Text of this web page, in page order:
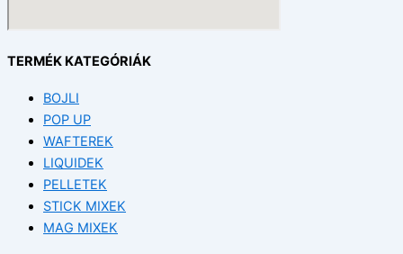
TERMÉK KATEGÓRIÁK
BOJLI
POP UP
WAFTEREK
LIQUIDEK
PELLETEK
STICK MIXEK
MAG MIXEK